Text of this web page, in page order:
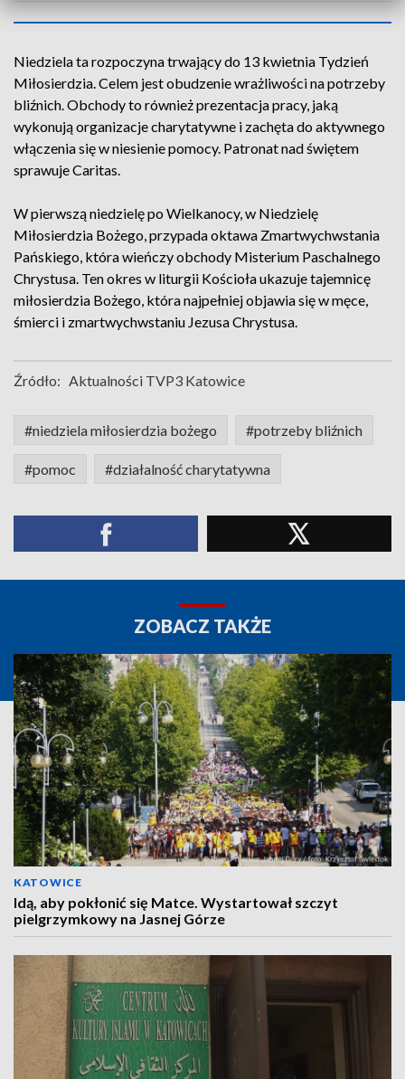
Niedziela ta rozpoczyna trwający do 13 kwietnia Tydzień
Miłosierdzia. Celem jest obudzenie wrażliwości na potrzeby
bliźnich. Obchody to również prezentacja pracy, jaką
wykonują organizacje charytatywne i zachęta do aktywnego
włączenia się w niesienie pomocy. Patronat nad świętem
sprawuje Caritas.
W pierwszą niedzielę po Wielkanocy, w Niedzielę
Miłosierdzia Bożego, przypada oktawa Zmartwychwstania
Pańskiego, która wieńczy obchody Misterium Paschalnego
Chrystusa. Ten okres w liturgii Kościoła ukazuje tajemnicę
miłosierdzia Bożego, która najpełniej objawia się w męce,
śmierci i zmartwychwstaniu Jezusa Chrystusa.
Źródło: Aktualności TVP3 Katowice
#niedziela miłosierdzia bożego #potrzeby bliźnich
#pomoc #działalność charytatywna
ZOBACZ TAKŻE
KATOWICE
Idą, aby pokłonić się Matce. Wystartował szczyt
pielgrzymkowy na Jasnej Górze